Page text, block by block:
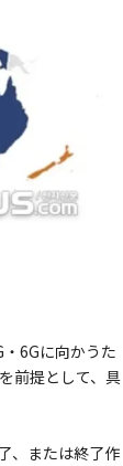
6Gに向かうた
前提として、具
、または終了作